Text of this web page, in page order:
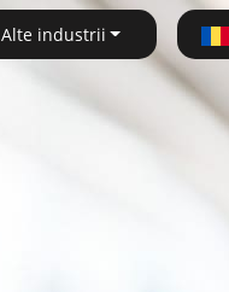
Alte industrii